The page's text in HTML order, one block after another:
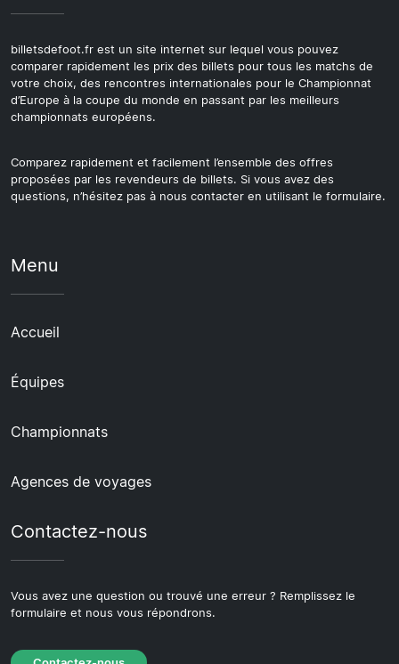
billetsdefoot.fr est un site internet sur lequel vous pouvez
comparer rapidement les prix des billets pour tous les matchs de
votre choix, des rencontres internationales pour le Championnat
d’Europe à la coupe du monde en passant par les meilleurs
championnats européens.
Comparez rapidement et facilement l’ensemble des offres
proposées par les revendeurs de billets. Si vous avez des
questions, n’hésitez pas à nous contacter en utilisant le formulaire.
Menu
Accueil
Équipes
Championnats
Agences de voyages
Contactez-nous
Vous avez une question ou trouvé une erreur ? Remplissez le
formulaire et nous vous répondrons.